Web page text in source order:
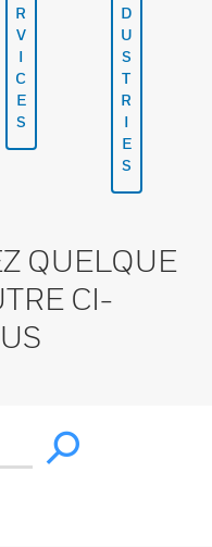
R
V
I
C
E
S
D
U
S
T
R
I
E
S
QUELQUE
CI-